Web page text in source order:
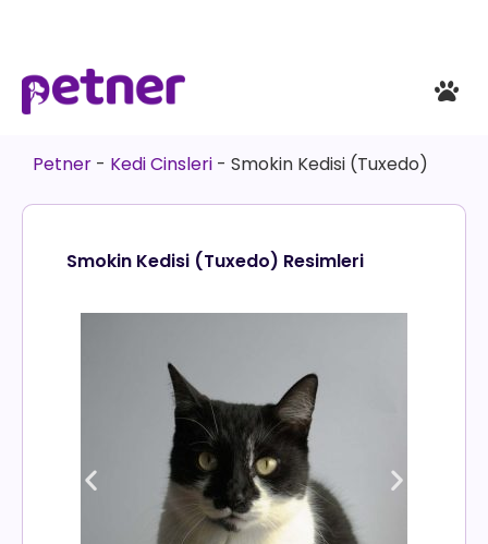
Petner - Kedi Cinsleri - Smokin Kedisi (Tuxedo)
Smokin Kedisi (Tuxedo) Resimleri